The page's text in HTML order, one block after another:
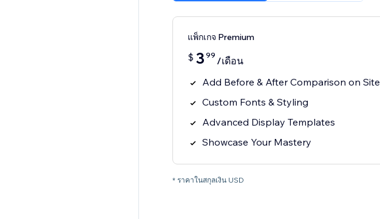
แพ็กเกจ Premium
$ 3 99 /เดือน
Add Before & After Comparison on Site
Custom Fonts & Styling
Advanced Display Templates
Showcase Your Mastery
* ราคาในสกุลเงิน USD